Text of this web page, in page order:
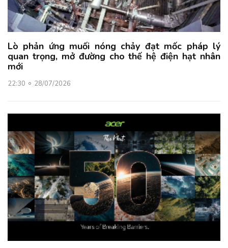
Lò phản ứng muối nóng chảy đạt mốc pháp lý
quan trọng, mở đường cho thế hệ điện hạt nhân
mới
22:30 28/07/2026